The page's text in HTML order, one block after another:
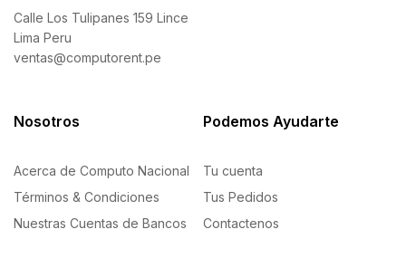
Calle Los Tulipanes 159 Lince
Lima Peru
ventas@computorent.pe
Nosotros
Acerca de Computo Nacional
Términos & Condiciones
Nuestras Cuentas de Bancos
Podemos Ayudarte
Tu cuenta
Tus Pedidos
Contactenos